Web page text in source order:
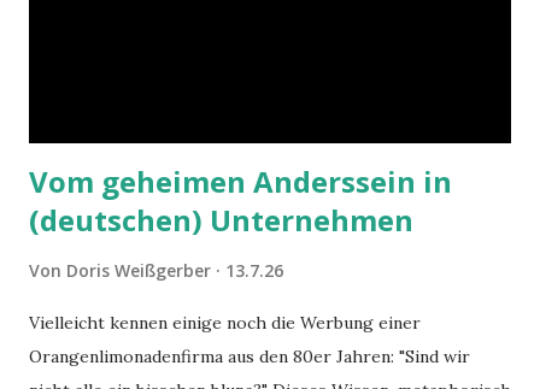
Vom geheimen Anderssein in
(deutschen) Unternehmen
Von Doris Weißgerber 13.7.26
Vielleicht kennen einige noch die Werbung einer
Orangenlimonadenfirma aus den 80er Jahren: "Sind wir